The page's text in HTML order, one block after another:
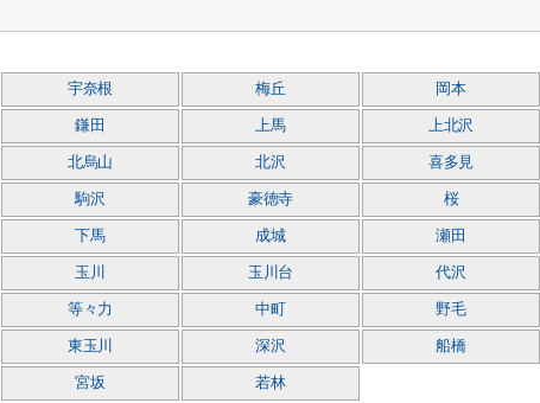
宇奈根 梅丘 岡本
鎌田 上馬 上北沢
北烏山 北沢 喜多見
駒沢 豪徳寺 桜
下馬 成城 瀬田
玉川 玉川台 代沢
等々力 中町 野毛
東玉川 深沢 船橋
宮坂 若林